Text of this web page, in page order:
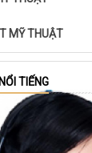
MỸ THUẬT
TIẾNG